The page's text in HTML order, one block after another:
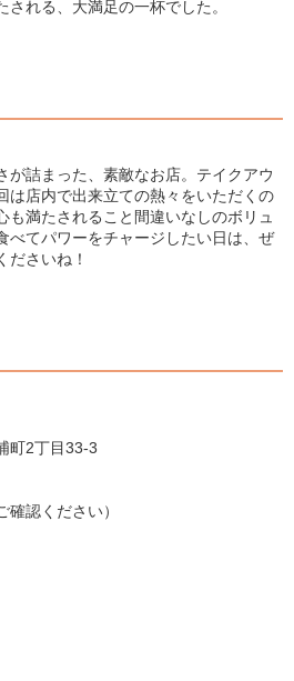
れる、大満足の一杯でした。
が詰まった、素敵なお店。テイクアウ
は店内で出来立ての熱々をいただくの
も満たされること間違いなしのボリュ
べてパワーをチャージしたい日は、ぜ
ださいね！
町2丁目33-3
認ください）